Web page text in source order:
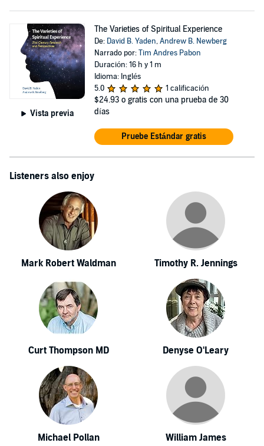
Vista previa
The Varieties of Spiritual Experience
De: David B. Yaden,Andrew B. Newberg
Narrado por:Tim Andres Pabon
Duración: 16 h y 1 m
Idioma: Inglés
5.0
1 calificación
$24.93 o gratis con una prueba de 30
días
Pruebe Estándar gratis
Listeners also enjoy
Mark Robert Waldman Timothy R. Jennings
Curt Thompson MD Denyse O'Leary
Michael Pollan William James